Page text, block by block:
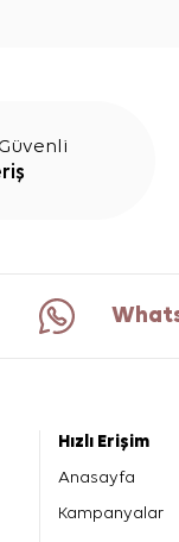
Hızlı Erişim
Anasayfa
Kampanyalar